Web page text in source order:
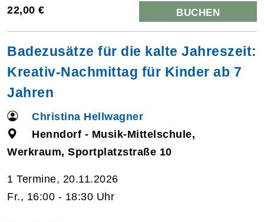
22,00 € BUCHEN
Badezusätze für die kalte Jahreszeit:
Kreativ-Nachmittag für Kinder ab 7
Jahren
Christina Hellwagner
Henndorf - Musik-Mittelschule,
Werkraum, Sportplatzstraße 10
1 Termine, 20.11.2026
Fr., 16:00 - 18:30 Uhr